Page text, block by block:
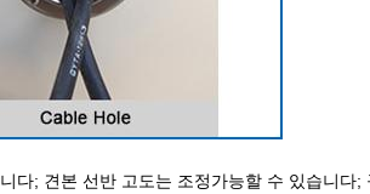
다; 견본 선반 고도는 조정가능할 수 있습니다;